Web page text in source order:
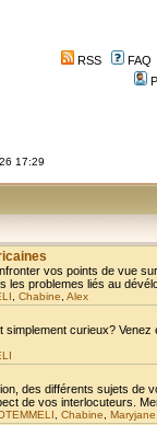
RSS FAQ
17:29
vos points de vue
les problemes liés au
Chabine Alex
simplement curieux?
des différents sujets de
de vos interlocuteurs.
Chabine Maryjane